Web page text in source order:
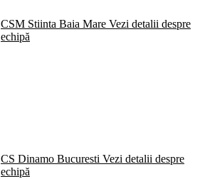
CSM Stiinta Baia Mare Vezi detalii despre
echipă
CS Dinamo Bucuresti Vezi detalii despre
echipă